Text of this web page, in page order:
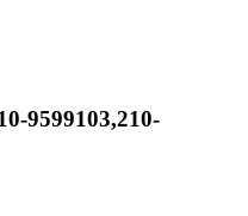
9599103,210-